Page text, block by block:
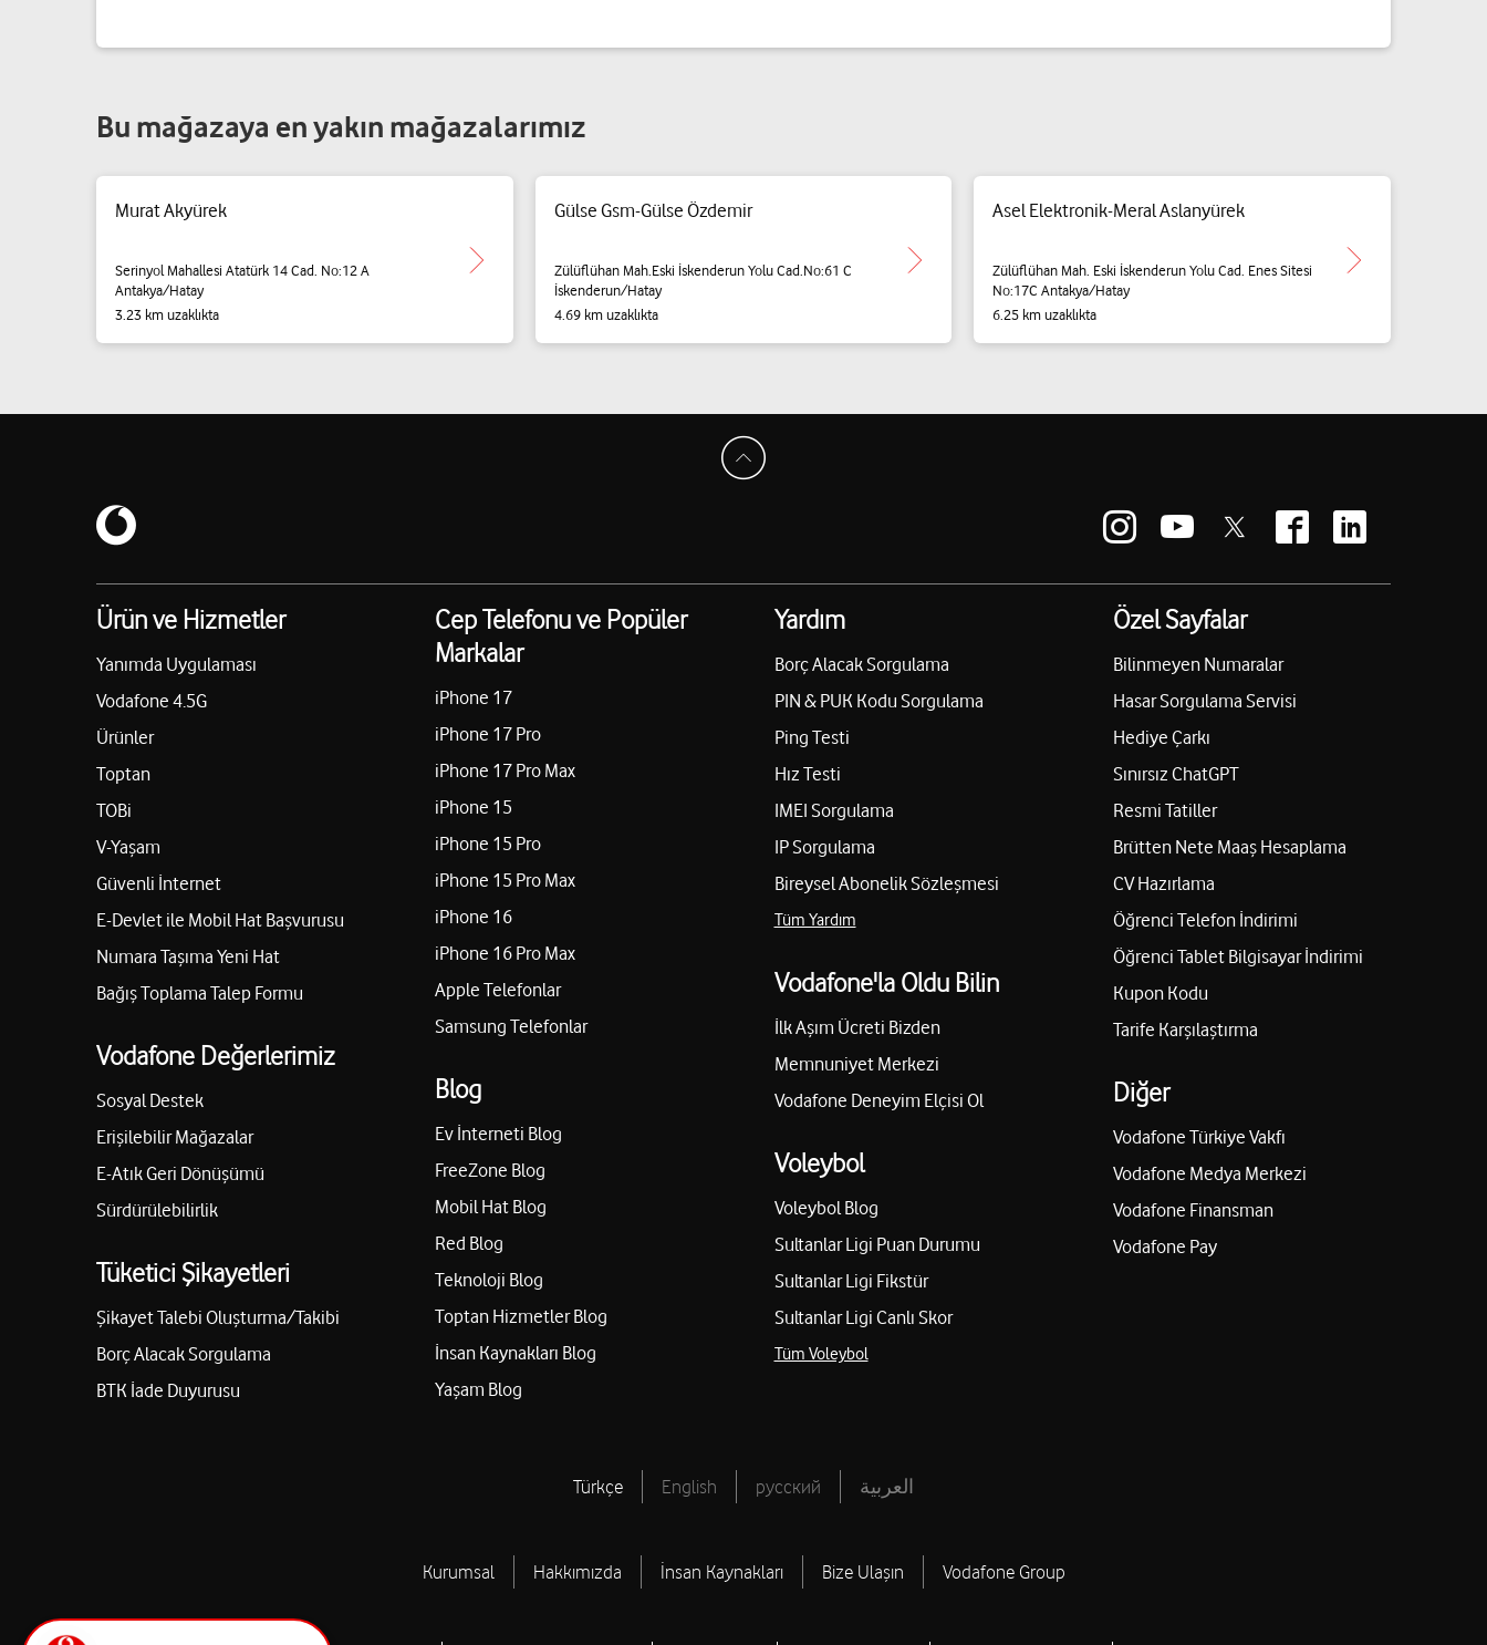
Bu mağazaya en yakın mağazalarımız
Murat Akyürek
Serinyol Mahallesi Atatürk 14 Cad. No:12 A
Antakya/Hatay
3.23 km uzaklıkta
Gülse Gsm-Gülse Özdemir
Zülüflühan Mah.Eski İskenderun Yolu Cad.No:61 C
İskenderun/Hatay
4.69 km uzaklıkta
Asel Elektronik-Meral Aslanyürek
Zülüflühan Mah. Eski İskenderun Yolu Cad. Enes Sitesi
No:17C Antakya/Hatay
6.25 km uzaklıkta
Ürün ve Hizmetler
Yanımda Uygulaması
Vodafone 4.5G
Ürünler
Toptan
TOBi
V-Yaşam
Güvenli İnternet
E-Devlet ile Mobil Hat Başvurusu
Numara Taşıma Yeni Hat
Bağış Toplama Talep Formu
Vodafone Değerlerimiz
Sosyal Destek
Erişilebilir Mağazalar
E-Atık Geri Dönüşümü
Sürdürülebilirlik
Tüketici Şikayetleri
Şikayet Talebi Oluşturma/Takibi
Borç Alacak Sorgulama
BTK İade Duyurusu
Cep Telefonu ve Popüler
Markalar
iPhone 17
iPhone 17 Pro
iPhone 17 Pro Max
iPhone 15
iPhone 15 Pro
iPhone 15 Pro Max
iPhone 16
iPhone 16 Pro Max
Apple Telefonlar
Samsung Telefonlar
Blog
Ev İnterneti Blog
FreeZone Blog
Mobil Hat Blog
Red Blog
Teknoloji Blog
Toptan Hizmetler Blog
İnsan Kaynakları Blog
Yaşam Blog
Yardım
Borç Alacak Sorgulama
PIN & PUK Kodu Sorgulama
Ping Testi
Hız Testi
IMEI Sorgulama
IP Sorgulama
Bireysel Abonelik Sözleşmesi
Tüm Yardım
Vodafone'la Oldu Bilin
İlk Aşım Ücreti Bizden
Memnuniyet Merkezi
Vodafone Deneyim Elçisi Ol
Voleybol
Voleybol Blog
Sultanlar Ligi Puan Durumu
Sultanlar Ligi Fikstür
Sultanlar Ligi Canlı Skor
Tüm Voleybol
Özel Sayfalar
Bilinmeyen Numaralar
Hasar Sorgulama Servisi
Hediye Çarkı
Sınırsız ChatGPT
Resmi Tatiller
Brütten Nete Maaş Hesaplama
CV Hazırlama
Öğrenci Telefon İndirimi
Öğrenci Tablet Bilgisayar İndirimi
Kupon Kodu
Tarife Karşılaştırma
Diğer
Vodafone Türkiye Vakfı
Vodafone Medya Merkezi
Vodafone Finansman
Vodafone Pay
Türkçe English русский العربية
Kurumsal Hakkımızda İnsan Kaynakları Bize Ulaşın Vodafone Group